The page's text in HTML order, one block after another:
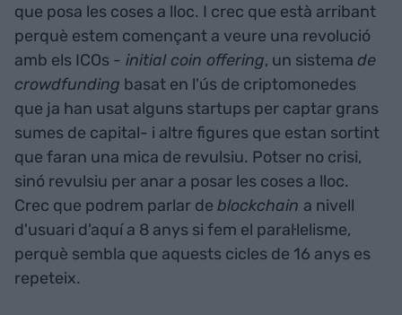
que posa les coses a lloc. I crec que està arribant
perquè estem començant a veure una revolució
amb els ICOs - initial coin offering, un sistema de
crowdfunding basat en l'ús de criptomonedes
que ja han usat alguns startups per captar grans
sumes de capital- i altre figures que estan sortint
que faran una mica de revulsiu. Potser no crisi,
sinó revulsiu per anar a posar les coses a lloc.
Crec que podrem parlar de blockchain a nivell
d'usuari d'aquí a 8 anys si fem el paral·lelisme,
perquè sembla que aquests cicles de 16 anys es
repeteix.